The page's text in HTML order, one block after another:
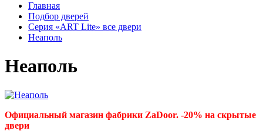
Главная
Подбор дверей
Серия «ART Lite» все двери
Неаполь
Неаполь
Официальный магазин фабрики ZaDoor. -20% на скрытые
двери